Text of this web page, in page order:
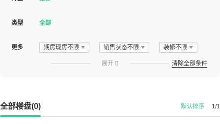
类型 全部
更多 期房现房不限 销售状态不限 装修不限
展开  清除全部条件
全部楼盘(0) 1/1
默认排序